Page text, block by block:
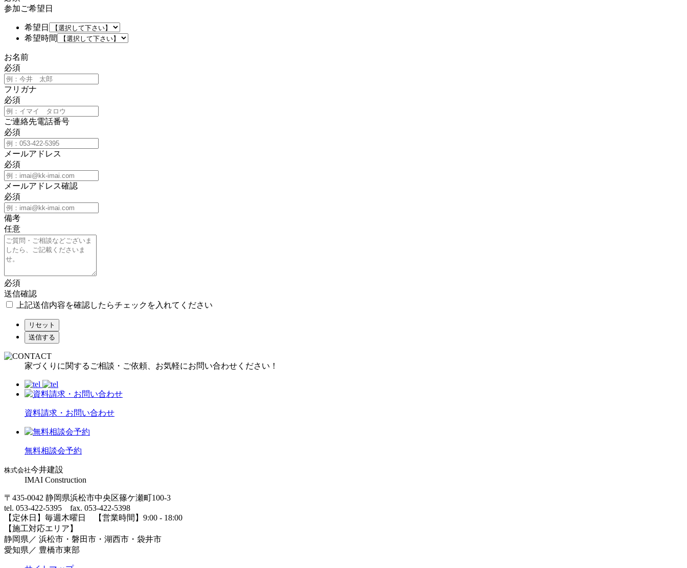
参加ご希望日
希望日
希望時間
お名前
必須
フリガナ
必須
ご連絡先電話番号
必須
メールアドレス
必須
メールアドレス確認
必須
備考
任意
必須
送信確認
上記送信内容を確認したらチェックを入れてください
リセット
送信する
家づくりに関するご相談・ご依頼、お気軽にお問い合わせください！
資料請求・お問い合わせ
無料相談会予約
株式会社今井建設
IMAI Construction
〒435-0042 静岡県浜松市中央区篠ケ瀬町100-3
tel. 053-422-5395 fax. 053-422-5398
【定休⽇】毎週⽊曜⽇ 【営業時間】9:00 - 18:00
【施⼯対応エリア】
静岡県／ 浜松市・磐⽥市・湖⻄市・袋井市
愛知県／ 豊橋市東部